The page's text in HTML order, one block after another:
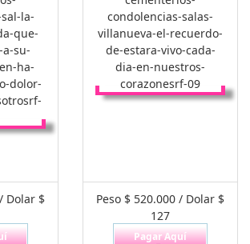
Dolar $
Peso $ 520.000 / Dolar $
127
Pagar Aquí